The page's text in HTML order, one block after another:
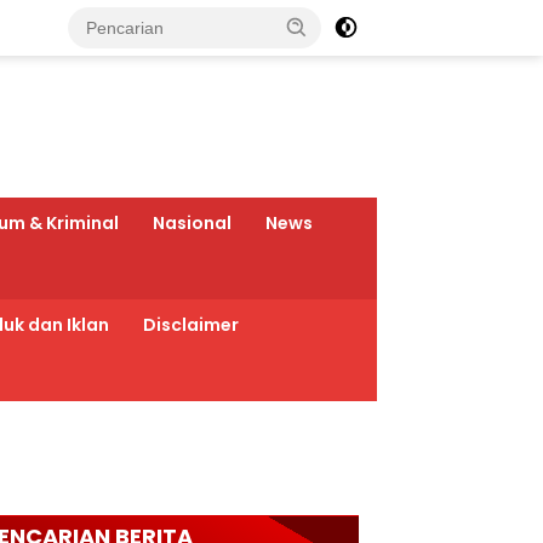
& Kriminal Nasional News
dan Iklan Disclaimer
BERITA